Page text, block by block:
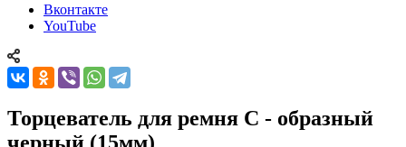
Вконтакте
YouTube
Торцеватель для ремня С - образный